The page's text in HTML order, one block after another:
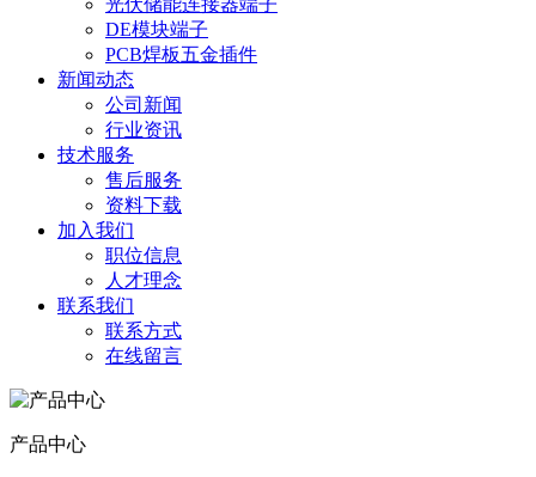
光伏储能连接器端子
DE模块端子
PCB焊板五金插件
新闻动态
公司新闻
行业资讯
技术服务
售后服务
资料下载
加入我们
职位信息
人才理念
联系我们
联系方式
在线留言
产品中心